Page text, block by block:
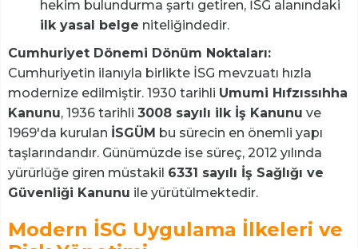
hekim bulundurma şartı getiren, İSG alanındaki
ilk yasal belge niteliğindedir.
Cumhuriyet Dönemi Dönüm Noktaları:
Cumhuriyetin ilanıyla birlikte İSG mevzuatı hızla
modernize edilmiştir. 1930 tarihli Umumi Hıfzıssıhha
Kanunu, 1936 tarihli 3008 sayılı ilk İş Kanunu ve
1969'da kurulan İSGÜM bu sürecin en önemli yapı
taşlarındandır. Günümüzde ise süreç, 2012 yılında
yürürlüğe giren müstakil 6331 sayılı İş Sağlığı ve
Güvenliği Kanunu ile yürütülmektedir.
Modern İSG Uygulama İlkeleri ve